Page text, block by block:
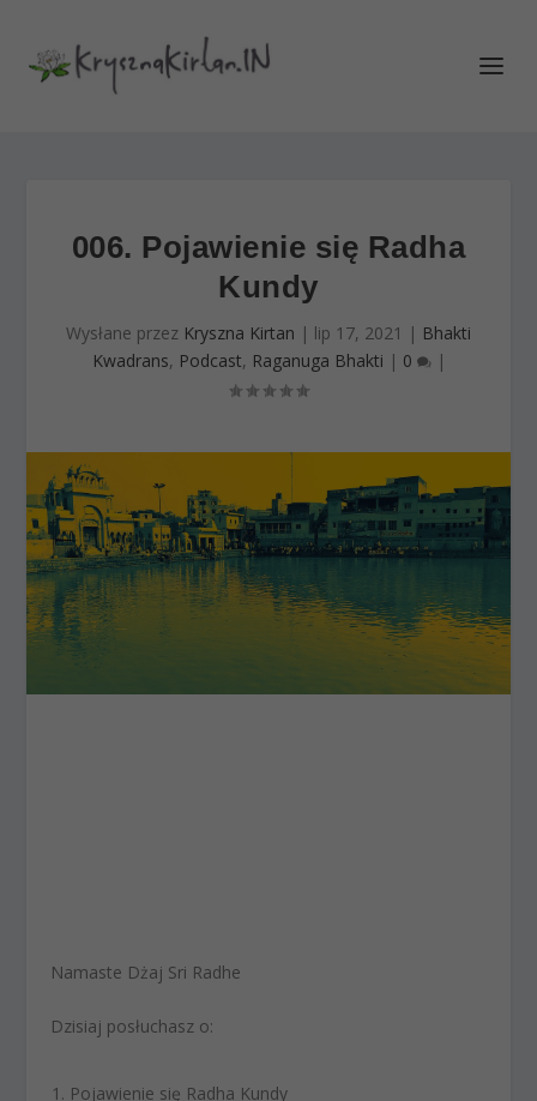
006. Pojawienie się Radha
Kundy
Wysłane przez Kryszna Kirtan | lip 17, 2021 | Bhakti
Kwadrans, Podcast, Raganuga Bhakti | 0 |
Namaste Dżaj Sri Radhe
Dzisiaj posłuchasz o:
Pojawienie się Radha Kundy